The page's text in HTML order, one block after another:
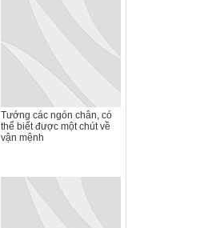
Tướng các ngón chân, có
thể biết được một chút về
vận mệnh